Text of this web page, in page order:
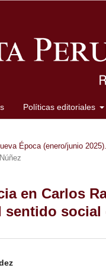
Políticas editoriales
Época (enero/junio
en Carlos
sentido social